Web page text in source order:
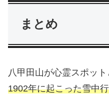
まとめ
八甲田山が心霊スポッ
1902年に起こった雪中